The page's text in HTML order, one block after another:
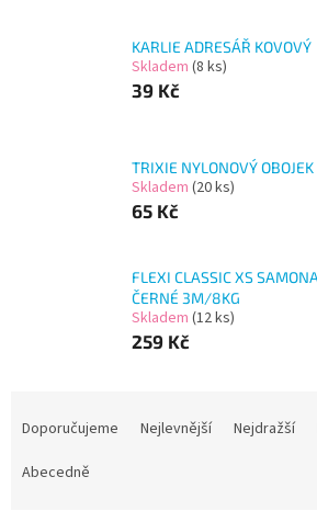
KARLIE ADRESÁŘ KOVOVÝ
Skladem (8 ks)
39 Kč
TRIXIE NYLONOVÝ
Skladem (20 ks)
65 Kč
FLEXI CLASSIC XS
ČERNÉ 3M/8KG
Skladem (12 ks)
259 Kč
Doporučujeme Nejlevnější Nejdražší
Abecedně